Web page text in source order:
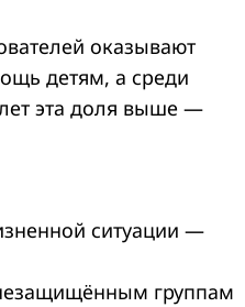
оказывают
детям, а среди
эта доля выше —
ситуации —
группам